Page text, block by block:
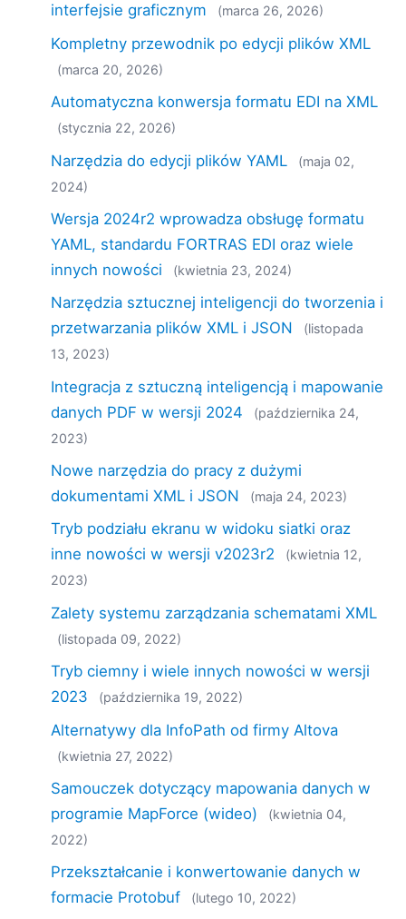
interfejsie graficznym
(marca 26, 2026)
Kompletny przewodnik po edycji plików XML
(marca 20, 2026)
Automatyczna konwersja formatu EDI na XML
(stycznia 22, 2026)
Narzędzia do edycji plików YAML
(maja 02,
2024)
Wersja 2024r2 wprowadza obsługę formatu
YAML, standardu FORTRAS EDI oraz wiele
innych nowości
(kwietnia 23, 2024)
Narzędzia sztucznej inteligencji do tworzenia i
przetwarzania plików XML i JSON
(listopada
13, 2023)
Integracja z sztuczną inteligencją i mapowanie
danych PDF w wersji 2024
(października 24,
2023)
Nowe narzędzia do pracy z dużymi
dokumentami XML i JSON
(maja 24, 2023)
Tryb podziału ekranu w widoku siatki oraz
inne nowości w wersji v2023r2
(kwietnia 12,
2023)
Zalety systemu zarządzania schematami XML
(listopada 09, 2022)
Tryb ciemny i wiele innych nowości w wersji
2023
(października 19, 2022)
Alternatywy dla InfoPath od firmy Altova
(kwietnia 27, 2022)
Samouczek dotyczący mapowania danych w
programie MapForce (wideo)
(kwietnia 04,
2022)
Przekształcanie i konwertowanie danych w
formacie Protobuf
(lutego 10, 2022)